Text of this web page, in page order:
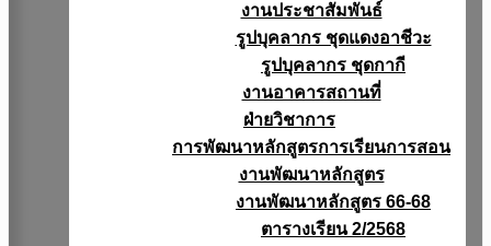
งานประชาสัมพันธ์
รูปบุคลากร ชุดแดงอาชีวะ
รูปบุคลากร ชุดกากี
งานอาคารสถานที่
ฝ่ายวิชาการ
การพัฒนาหลักสูตรการเรียนการสอน
งานพัฒนาหลักสูตร
งานพัฒนาหลักสูตร 66-68
ตารางเรียน 2/2568